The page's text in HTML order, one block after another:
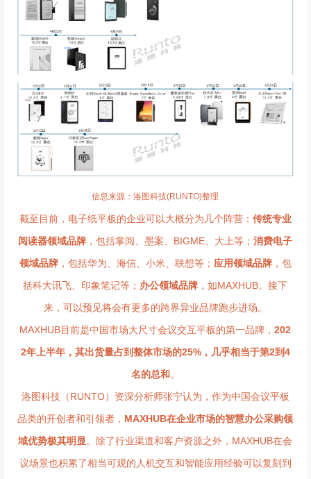
信息来源：洛图科技(RUNTO)整理
截至目前，电子纸平板的企业可以大概分为几个阵营： 传统专业
阅读器领域品牌 ，包括掌阅、墨案、BIGME、大上等；消费电子
领域品牌，包括华为、海信、小米、联想等； 应用领域品牌，包
括科大讯飞、印象笔记等； 办公领域品牌 ，如MAXHUB。接下
来，可以预见将会有更多的跨界异业品牌跑步进场。
MAXHUB目前是中国市场大尺寸会议交互平板的第一品牌，202
2年上半年，其出货量占到整体市场的25%，几乎相当于第2到4
名的总和。
洛图科技（RUNTO）资深分析师张宁认为，作为中国会议平板
品类的开创者和引领者， MAXHUB在企业市场的智慧办公采购领
域优势极其明显。除了行业渠道和客户资源之外，MAXHUB在会
议场景也积累了相当可观的人机交互和智能应用经验可以复刻到